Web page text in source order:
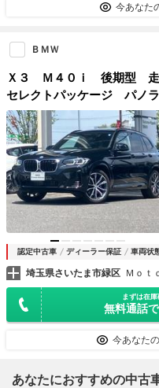
今あなた
ＢＭＷ
Ｘ３ Ｍ４０ｉ 後期型 走
セレクトパッケージ パノ
ート ２０インチアルミ 地
ビ ＡＣＣ
認定中古車 ディーラー保証 車両状
埼玉県さいたま市緑区
まずは在
無料通話
今あなた
あなたにおすすめの中古